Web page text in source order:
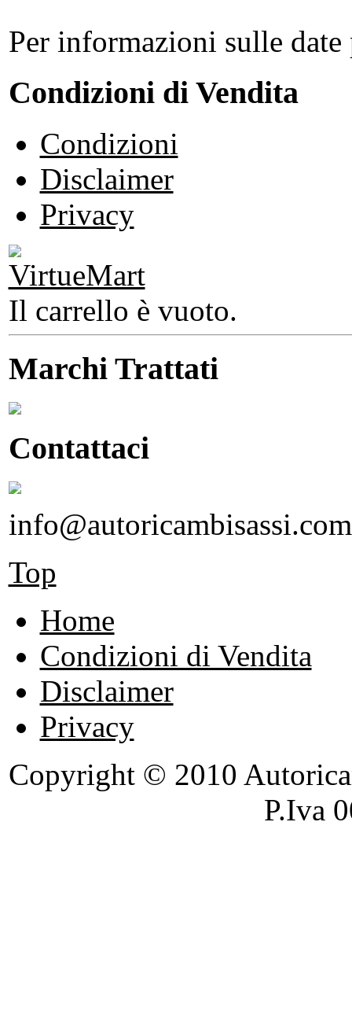
Per informazioni sulle
Condizioni di Vendita
Condizioni
Disclaimer
Privacy
Il carrello è vuoto.
Marchi Trattati
Contattaci
info@autoricambisassi.com
Top
Home
Condizioni di Vendita
Disclaimer
Privacy
Copyright © 2010
P.Iva